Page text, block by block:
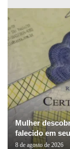
Mulher
falecido em
8 de agosto de 2026